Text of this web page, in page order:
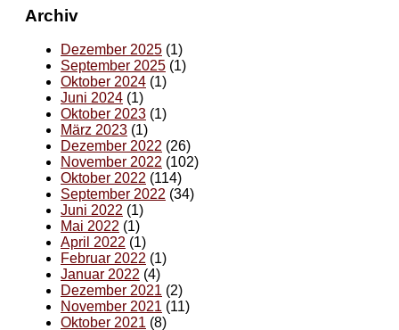
Archiv
Dezember 2025 (1)
September 2025 (1)
Oktober 2024 (1)
Juni 2024 (1)
Oktober 2023 (1)
März 2023 (1)
Dezember 2022 (26)
November 2022 (102)
Oktober 2022 (114)
September 2022 (34)
Juni 2022 (1)
Mai 2022 (1)
April 2022 (1)
Februar 2022 (1)
Januar 2022 (4)
Dezember 2021 (2)
November 2021 (11)
Oktober 2021 (8)